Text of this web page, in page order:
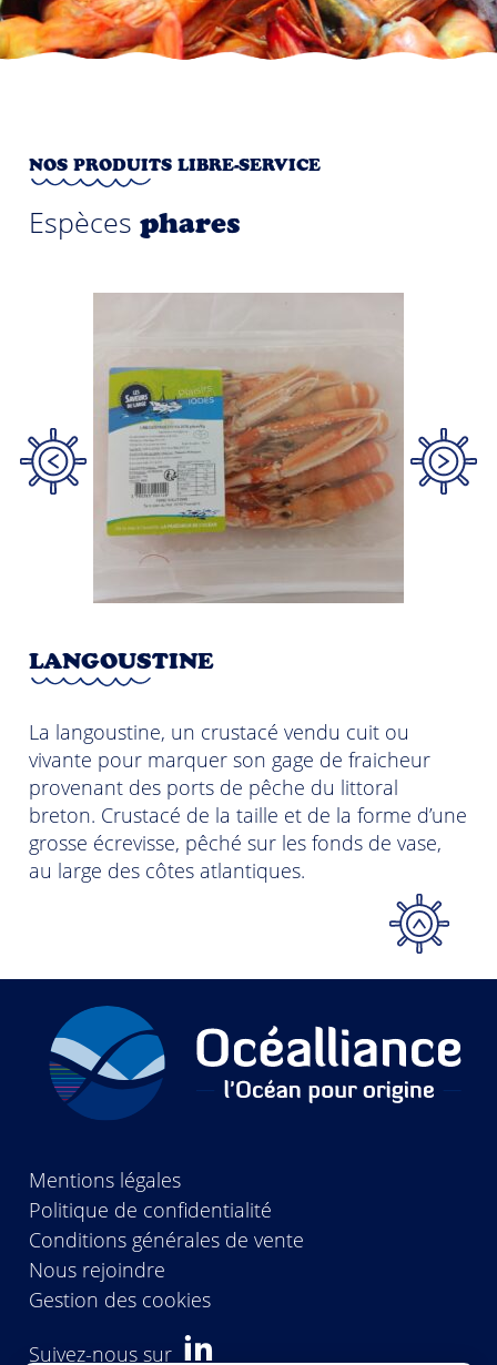
NOS PRODUITS LIBRE-SERVICE
Espècesphares
LANGOUSTINE
La langoustine, un crustacé vendu cuit ou
vivante pour marquer son gage de fraicheur
provenant des ports de pêche du littoral
breton. Crustacé de la taille et de la forme d’une
grosse écrevisse, pêché sur les fonds de vase,
au large des côtes atlantiques.
Mentions légales
Politique de confidentialité
Conditions générales de vente
Nous rejoindre
Gestion des cookies
Suivez-nous sur